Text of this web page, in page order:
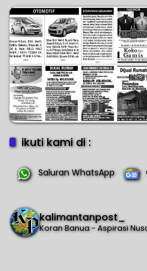
ikuti kami di :
Saluran WhatsApp
kalimantanpost_
Koran Banua - Aspirasi